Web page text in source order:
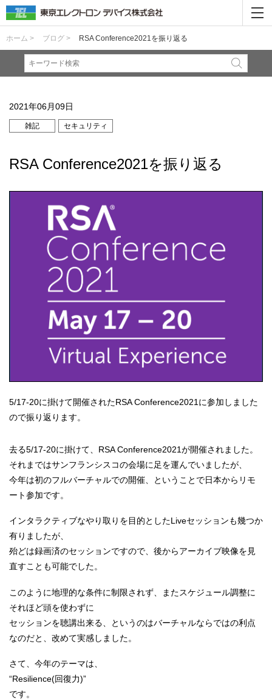
ホーム > ブログ > RSA Conference2021を振り返る
2021年06月09日
雑記 セキュリティ
RSA Conference2021を振り返る
5/17-20に掛けて開催されたRSA Conference2021に参加しました
ので振り返ります。
去る5/17-20に掛けて、RSA Conference2021が開催されました。
それまではサンフランシスコの会場に足を運んでいましたが、
今年は初のフルバーチャルでの開催、ということで日本からリモ
ート参加です。
インタラクティブなやり取りを目的としたLiveセッションも幾つか
有りましたが、
殆どは録画済のセッションですので、後からアーカイブ映像を見
直すことも可能でした。
このように地理的な条件に制限されず、またスケジュール調整に
それほど頭を使わずに
セッションを聴講出来る、というのはバーチャルならではの利点
なのだと、改めて実感しました。
さて、今年のテーマは、
“Resilience(回復力)”
です。